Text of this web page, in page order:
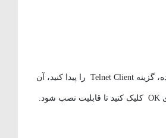
.۳در فهرست باز شده، گزینه Telnet Client را پیدا کنید، آن